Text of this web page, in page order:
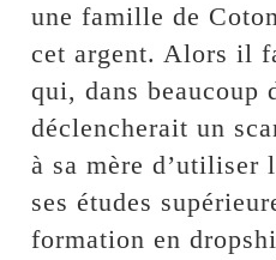
une famille de
cet argent. Alors il
qui, dans beaucoup
déclencherait un
à sa mère d’utiliser
ses études
formation en